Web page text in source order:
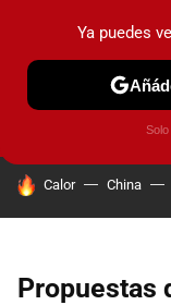
PRUEBAS
HOY SE HABLA DE
Calor China
Propuestas
Ya puedes